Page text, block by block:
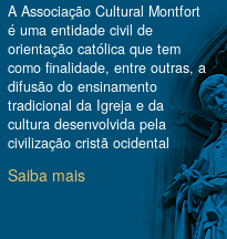
A Associação Cultural Montfort
é uma entidade civil de
orientação católica que tem
como finalidade, entre outras, a
difusão do ensinamento
tradicional da Igreja e da
cultura desenvolvida pela
civilização cristã ocidental
Saiba mais